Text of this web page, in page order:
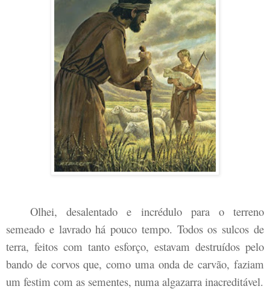
Olhei, desalentado e incrédulo para o terreno
semeado e lavrado há pouco tempo. Todos os sulcos de
terra, feitos com tanto esforço, estavam destruídos pelo
bando de corvos que, como uma onda de carvão, faziam
um festim com as sementes, numa algazarra inacreditável.